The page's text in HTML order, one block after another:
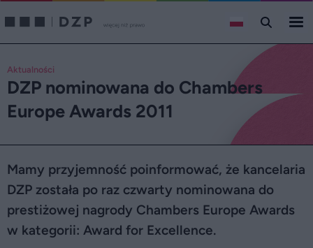
Aktualności
DZP nominowana do Chambers
Europe Awards 2011
Mamy przyjemność poinformować, że kancelaria
DZP została po raz czwarty nominowana do
prestiżowej nagrody Chambers Europe Awards
w kategorii: Award for Excellence.